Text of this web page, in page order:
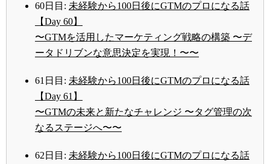
60日目: 未経験から100日後にGTMのプロになる話
【Day 60】
〜GTMを活用したマーケティング戦略の構築 〜デ
ータドリブンな意思決定を実現！〜〜
61日目: 未経験から100日後にGTMのプロになる話
【Day 61】
〜GTMの未来と新たなチャレンジ 〜タグ管理の次
なるステージへ〜〜
62日目: 未経験から100日後にGTMのプロになる話